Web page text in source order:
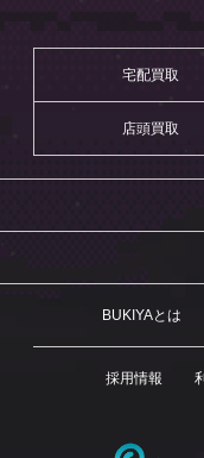
宅配買取
店頭買取
BUKIYAとは
採用情報